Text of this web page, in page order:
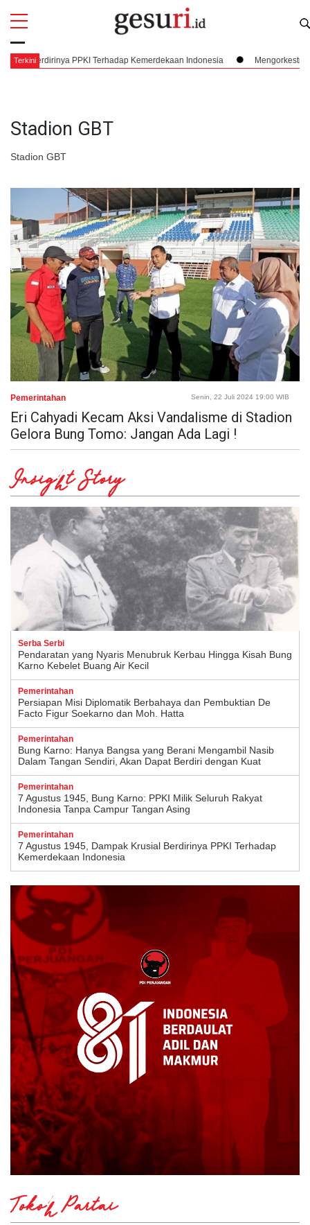
Terkini
Berdirinya PPKI Terhadap Kemerdekaan Indonesia Mengorkestrasi
Stadion GBT
Stadion GBT
All
Pemerintahan Senin, 22 Juli 2024 19:00 WIB
Eri Cahyadi Kecam Aksi Vandalisme di Stadion
Gelora Bung Tomo: Jangan Ada Lagi !
Insight Story
Serba Serbi
Pendaratan yang Nyaris Menubruk Kerbau Hingga Kisah Bung
Karno Kebelet Buang Air Kecil
Pemerintahan
Persiapan Misi Diplomatik Berbahaya dan Pembuktian De
Facto Figur Soekarno dan Moh. Hatta
Pemerintahan
Bung Karno: Hanya Bangsa yang Berani Mengambil Nasib
Dalam Tangan Sendiri, Akan Dapat Berdiri dengan Kuat
Pemerintahan
7 Agustus 1945, Bung Karno: PPKI Milik Seluruh Rakyat
Indonesia Tanpa Campur Tangan Asing
Pemerintahan
7 Agustus 1945, Dampak Krusial Berdirinya PPKI Terhadap
Kemerdekaan Indonesia
Tokoh Partai